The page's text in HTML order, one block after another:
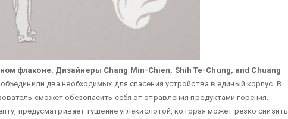
флаконе. Дизайнеры Chang Min-Chien, Shih Te-Chung, and Chuang
два необходимых для спасения устройства в единый корпус. В
сможет обезопасить себя от отравления продуктами горения.
предусматривает тушение углекислотой, которая может резко снизить